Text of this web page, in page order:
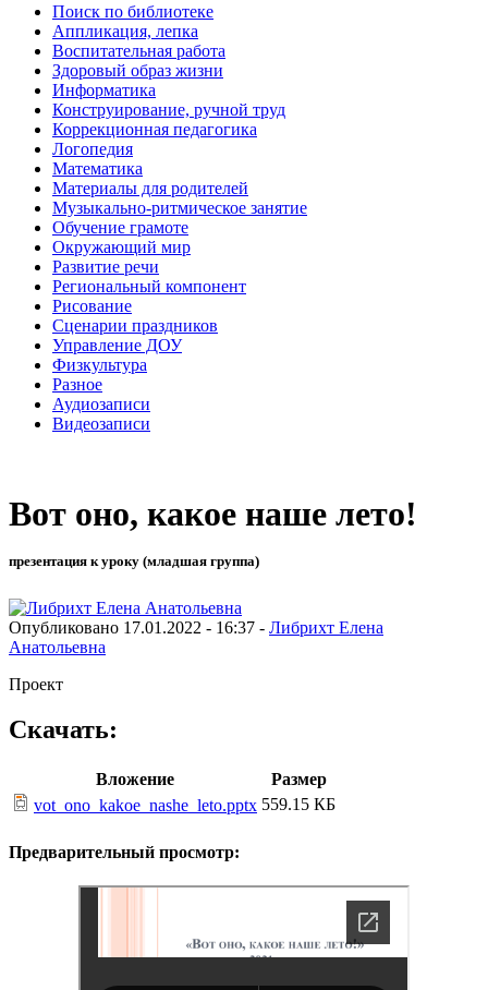
Поиск по библиотеке
Аппликация, лепка
Воспитательная работа
Здоровый образ жизни
Информатика
Конструирование, ручной труд
Коррекционная педагогика
Логопедия
Математика
Материалы для родителей
Музыкально-ритмическое занятие
Обучение грамоте
Окружающий мир
Развитие речи
Региональный компонент
Рисование
Сценарии праздников
Управление ДОУ
Физкультура
Разное
Аудиозаписи
Видеозаписи
Вот оно, какое наше лето!
презентация к уроку (младшая группа)
Опубликовано 17.01.2022 - 16:37 - Либрихт Елена
Анатольевна
Проект
Скачать:
Вложение
Размер
vot_ono_kakoe_nashe_leto.pptx 559.15 КБ
Предварительный просмотр: